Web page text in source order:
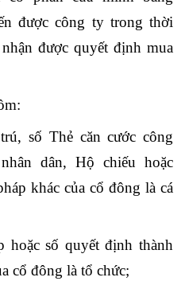
được công ty trong thời
được quyết định mua
số Thẻ căn cước công
dân, Hộ chiếu hoặc
khác của cổ đông là cá
hoặc số quyết định thành
cổ đông là tổ chức;